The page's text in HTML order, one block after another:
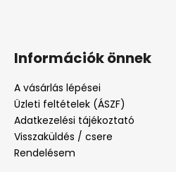
Információk önnek
A vásárlás lépései
Üzleti feltételek (ÁSZF)
Adatkezelési tájékoztató
Visszaküldés / csere
Rendelésem